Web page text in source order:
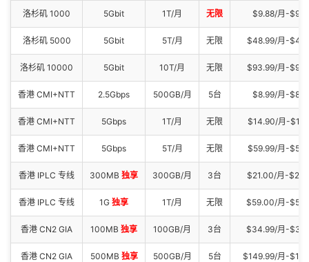
洛杉矶 1000 5Gbit 1T/月 无限 $9.88/月-
洛杉矶 5000 5Gbit 5T/月 无限 $48.99/月-
洛杉矶 10000 5Gbit 10T/月 无限 $93.99/月-
香港 CMI+NTT 2.5Gbps 500GB/月 5台 $8.99/月-
香港 CMI+NTT 5Gbps 1T/月 无限 $14.90/月-
香港 CMI+NTT 5Gbps 5T/月 无限 $59.99/月-
香港 IPLC 专线 300MB 独享 300GB/月 3台 $21.00/月-
香港 IPLC 专线 1G 独享 1T/月 无限 $59.00/月-
香港 CN2 GIA 100MB 独享 100GB/月 3台 $34.99/月-
香港 CN2 GIA 500MB 独享 500GB/月 5台 $149.99/月-